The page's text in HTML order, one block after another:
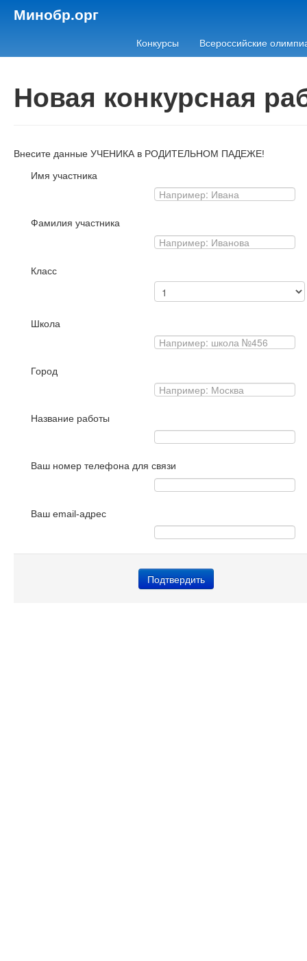
Минобр.орг
Конкурсы Всероссийские
Новая конкурсная
Внесите данные УЧЕНИКА в РОДИТЕЛЬНОМ ПАДЕЖЕ!
Имя участника
Фамилия участника
Класс
Школа
Город
Название работы
Ваш номер телефона для связи
Ваш email-адрес